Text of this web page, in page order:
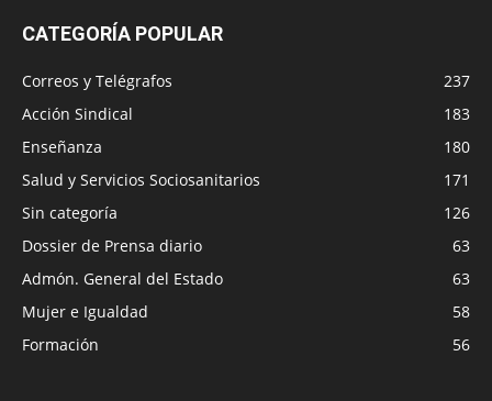
CATEGORÍA POPULAR
Correos y Telégrafos
237
Acción Sindical
183
Enseñanza
180
Salud y Servicios Sociosanitarios
171
Sin categoría
126
Dossier de Prensa diario
63
Admón. General del Estado
63
Mujer e Igualdad
58
Formación
56